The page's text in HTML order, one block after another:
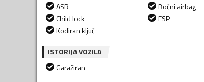
ASR
Child lock
Kodiran ključ
Bočni airbag
ESP
ISTORIJA VOZILA
Garažiran